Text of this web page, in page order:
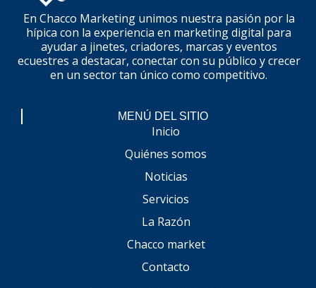
En Chacco Marketing unimos nuestra pasión por la
hípica con la experiencia en marketing digital para
ayudar a jinetes, criadores, marcas y eventos
ecuestres a destacar, conectar con su público y crecer
en un sector tan único como competitivo.
MENÚ DEL SITIO
Inicio
Quiénes somos
Noticias
Servicios
La Razón
Chacco market
Contacto